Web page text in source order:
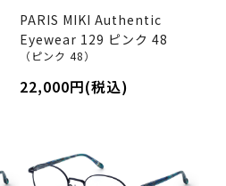
PARIS MIKI Authentic
Eyewear 129 ピンク 48
（ピンク 48）
22,000円(税込)